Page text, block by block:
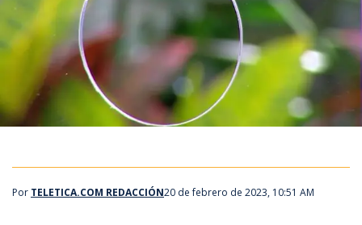
Por TELETICA.COM REDACCIÓN20 de febrero de 2023, 10:51 AM